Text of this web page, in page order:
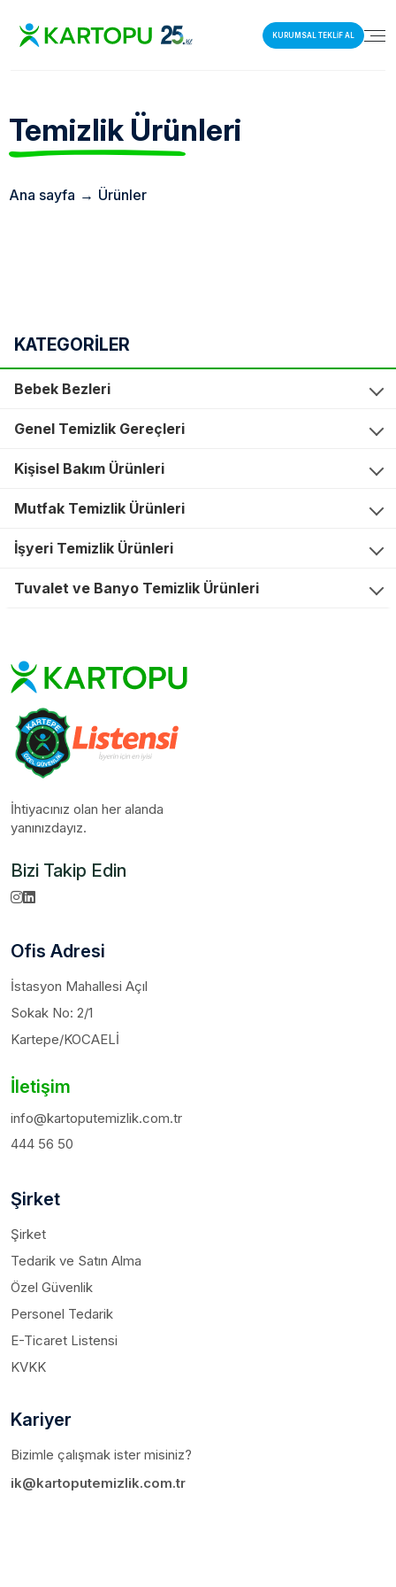
KURUMSAL TEKLİF AL
Temizlik Ürünleri
Ana sayfa → Ürünler
KATEGORİLER
Bebek Bezleri
Genel Temizlik Gereçleri
Kişisel Bakım Ürünleri
Mutfak Temizlik Ürünleri
İşyeri Temizlik Ürünleri
Tuvalet ve Banyo Temizlik Ürünleri
İhtiyacınız olan her alanda
yanınızdayız.
Bizi Takip Edin
Ofis Adresi
İstasyon Mahallesi Açıl
Sokak No: 2/1
Kartepe/KOCAELİ
İletişim
info@kartoputemizlik.com.tr
444 56 50
Şirket
Şirket
Tedarik ve Satın Alma
Özel Güvenlik
Personel Tedarik
E-Ticaret Listensi
KVKK
Kariyer
Bizimle çalışmak ister misiniz?
ik@kartoputemizlik.com.tr